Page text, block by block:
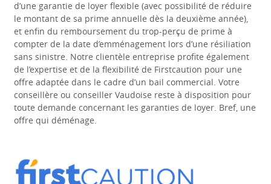
d’une garantie de loyer flexible (avec possibilité de réduire
le montant de sa prime annuelle dès la deuxième année),
et enfin du remboursement du trop-perçu de prime à
compter de la date d’emménagement lors d’une résiliation
sans sinistre. Notre clientèle entreprise profite également
de l’expertise et de la flexibilité de Firstcaution pour une
offre adaptée dans le cadre d’un bail commercial. Votre
conseillère ou conseiller Vaudoise reste à disposition pour
toute demande concernant les garanties de loyer. Bref, une
offre qui déménage.